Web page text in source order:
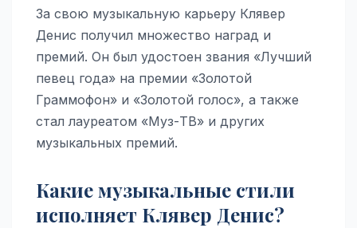
За свою музыкальную карьеру Клявер
Денис получил множество наград и
премий. Он был удостоен звания «Лучший
певец года» на премии «Золотой
Граммофон» и «Золотой голос», а также
стал лауреатом «Муз-ТВ» и других
музыкальных премий.
Какие музыкальные стили
исполняет Клявер Денис?